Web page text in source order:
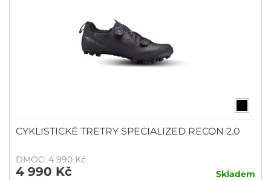
CYKLISTICKÉ TRETRY SPECIALIZED RECON 2.0
DMOC: 4 990 Kč
4 990 Kč Skladem